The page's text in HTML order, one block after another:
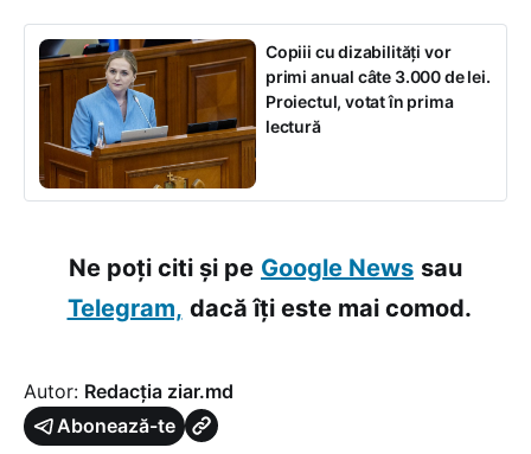
Copiii cu dizabilități vor
primi anual câte 3.000 de lei.
Proiectul, votat în prima
lectură
Ne poți citi și pe Google News sau
Telegram, dacă îți este mai comod.
Autor: Redacția ziar.md
Abonează-te